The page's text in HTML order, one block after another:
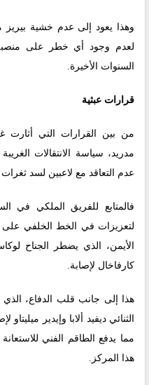
وهذا يعود إلى عدم خشية بيريز
لعدم وجود أي خطر على
السنوات الأخيرة.
قرارات عبثية
من بين القرارات التي
مدريد، سياسة الانتقالات
عدم التعاقد مع لاعبين لسد
فالمتابع للفريق الملكي في
لتعزيزات في الخط الخلفي على
الأيمن، الذي يضطر الجناح
كارفاخال لإصابة.
هذا إلى جانب قلب الدفاع،
الثنائي ديفيد ألابا وإيدير
مما يدفع الطاقم الفني
هذا المركز.